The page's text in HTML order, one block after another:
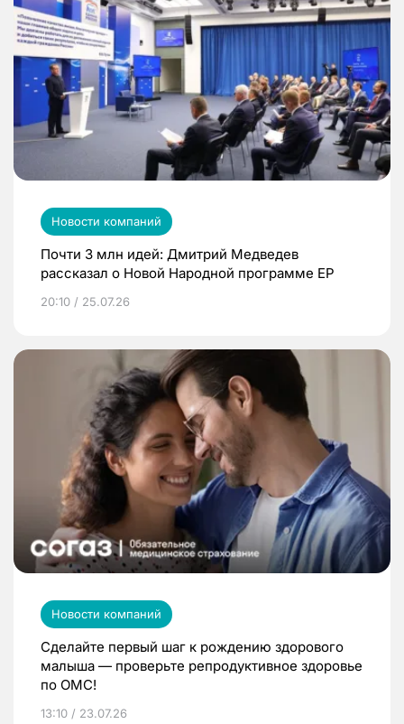
Новости компаний
Почти 3 млн идей: Дмитрий Медведев
рассказал о Новой Народной программе ЕР
20:10 / 25.07.26
Новости компаний
Сделайте первый шаг к рождению здорового
малыша — проверьте репродуктивное здоровье
по ОМС!
13:10 / 23.07.26